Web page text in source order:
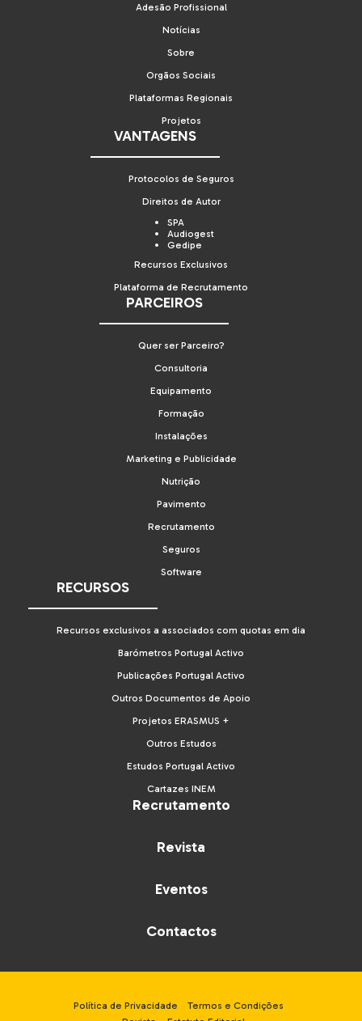
Adesão Profissional
Notícias
Sobre
Orgãos Sociais
Plataformas Regionais
Projetos
VANTAGENS
Protocolos de Seguros
Direitos de Autor
SPA
Audiogest
Gedipe
Recursos Exclusivos
Plataforma de Recrutamento
PARCEIROS
Quer ser Parceiro?
Consultoria
Equipamento
Formação
Instalações
Marketing e Publicidade
Nutrição
Pavimento
Recrutamento
Seguros
Software
RECURSOS
Recursos exclusivos a associados com quotas em dia
Barómetros Portugal Activo
Publicações Portugal Activo
Outros Documentos de Apoio
Projetos ERASMUS +
Outros Estudos
Estudos Portugal Activo
Cartazes INEM
Recrutamento
Revista
Eventos
Contactos
Política de Privacidade
Termos e Condições